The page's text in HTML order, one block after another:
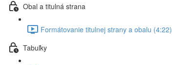
Obal a titulná strana
Formátovanie titulnej strany a obalu (4:22)
Tabuľky